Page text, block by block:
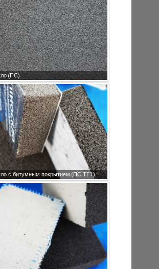
(ПС)
с битумным покрытием (ПС ТГ1)